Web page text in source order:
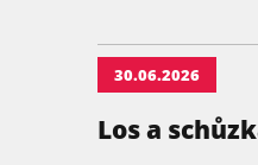
30.06.2026
Los a